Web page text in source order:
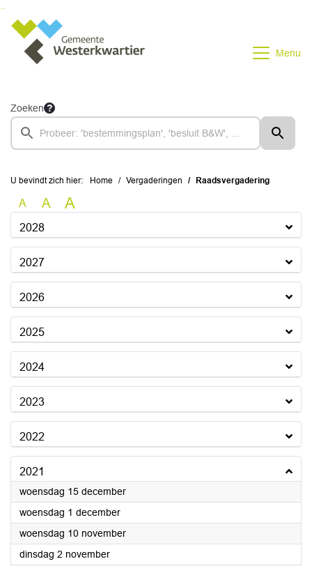
Menu
Zoeken
U bevindt zich hier: Home Vergaderingen Raadsvergadering
A A A
2028
2027
2026
2025
2024
2023
2022
2021
woensdag 15 december2021
woensdag 1 december2021
woensdag 10 november2021
dinsdag 2 november2021